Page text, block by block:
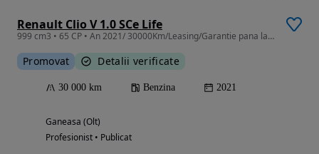
Renault Clio V 1.0 SCe Life
999 cm3 • 65 CP • An 2021/ 30000Km/Leasing/Garantie pana la 3ani fara limita Km
Promovat Detalii verificate
30 000 km Benzina 2021
Ganeasa (Olt)
Profesionist • Publicat